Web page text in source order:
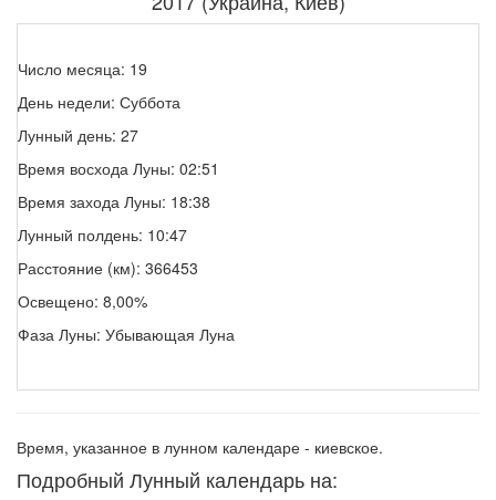
Число месяца: 19
День недели: Суббота
Лунный день: 27
Время восхода Луны: 02:51
Время захода Луны: 18:38
Лунный полдень: 10:47
Расстояние (км): 366453
Освещено: 8,00%
Фаза Луны: Убывающая Луна
Время, указанное в лунном календаре - киевское.
Подробный Лунный календарь на: